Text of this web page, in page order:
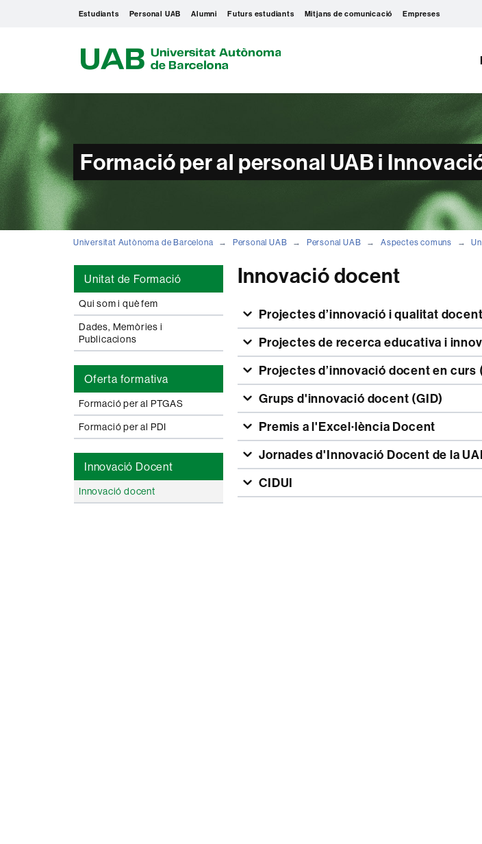
Estudiants Personal UAB Alumni Futurs estudiants Mitjans de comunicació Empreses
A
Formació per al personal UAB i
Universitat Autònoma de Barcelona Personal UAB Personal UAB Aspectes comuns
Unitat de Formació
Qui som i què fem
Dades, Memòries i
Publicacions
Oferta formativa
Formació per al PTGAS
Formació per al PDI
Innovació Docent
Innovació docent
Innovació docent
Projectes d’innovació i qualitat
Projectes de recerca educativa i
Projectes d’innovació docent en
Grups d'innovació docent (GID)
Premis a l'Excel·lència Docent
Jornades d'Innovació Docent de la
CIDUI